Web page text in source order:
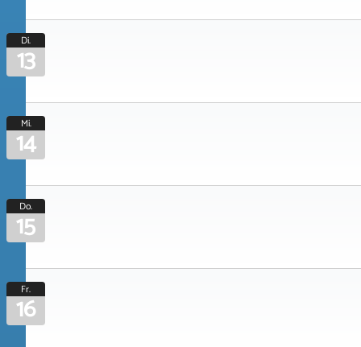
Di.
13
Mi.
14
Do.
15
Fr.
16